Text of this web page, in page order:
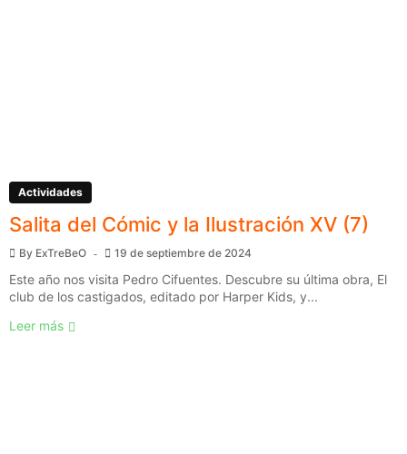
Actividades
Salita del Cómic y la Ilustración XV (7)
By ExTreBeO 19 de septiembre de 2024
Este año nos visita Pedro Cifuentes. Descubre su última obra, El
club de los castigados, editado por Harper Kids, y...
Leer más